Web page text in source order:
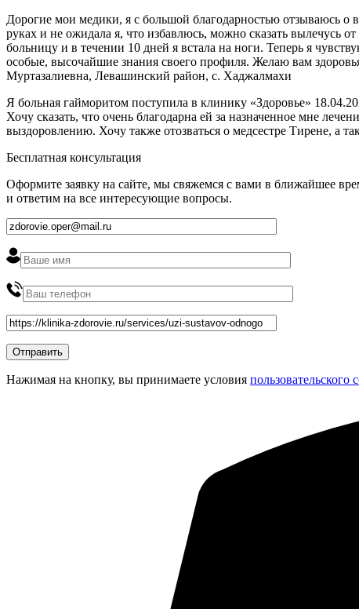
Дорогие мои медики, я с большой благодарностью отзываюсь о
руках и не ожидала я, что избавлюсь, можно сказать вылечусь
больницу и в течении 10 дней я встала на ноги. Теперь я
особые, высочайшие знания своего профиля. Желаю вам
Муртазалиевна, Левашинский район, с. Хаджалмахи
Я больная гайморитом поступила в клинику «Здоровье»
Хочу сказать, что очень благодарна ей за назначенное мне
выздоровлению. Хочу также отозваться о медсестре Тирене, а
Бесплатная консультация
Оформите заявку на сайте, мы свяжемся с вами в ближайшее
и ответим на все интересующие вопросы.
Нажимая на кнопку, вы принимаете условия пользовательского